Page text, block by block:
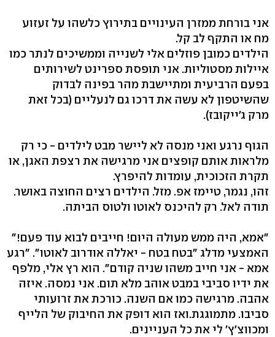
אני בורחת ממזרן העינויים בתירוץ כלשהו על זעזוע
מח או התקף לב קל.
הילדים כמובן פוזלים אלי לשנייה וממשיכים לנתר כמו
איילות מסטוליות. אני תופסת ספרינט לשירותים
בפעם הרביעית ומתיישבת מהר בפינה לבדוק
שהשיטפון לא עשה את דרכו גם לנעליים (בכל זאת
מרק ג׳ייקובז).
הגוף נרגע ואני מנסה לא ליישר מבט לילדים - כי רק
מלראות אותם קופצים אני מרגישה את רצפת האגן, או
תקרת הזכוכית, עומדות להיפרץ.
זהו, נגמר, טיימז אפ. מזל. הילדים רצים החוצה באושר.
תודה לאל. רק להיכנס לאוטו ולטוס הביתה.
״אמא, היה ממש מעולה היום! חייבים לבוא עוד פעם!״
האמצעי מדלג ״בטח בטח - יאללה אודרוב לאוטו״. ״רגע
אמא - אני חייב משהו שניה קודם״. הוא רץ אלי, מלפף
את ידיו סביבי במבט אוהב מלא תום. אני נמסה. איזה
אהבה. מרגישה כמו אם השנה. כורכת את זרועותי
סביבו. מתמוגגת.ואז הוא דופק את החיבוק של הלייף
ומכווצ׳ץ׳ לי את כל העניינים.